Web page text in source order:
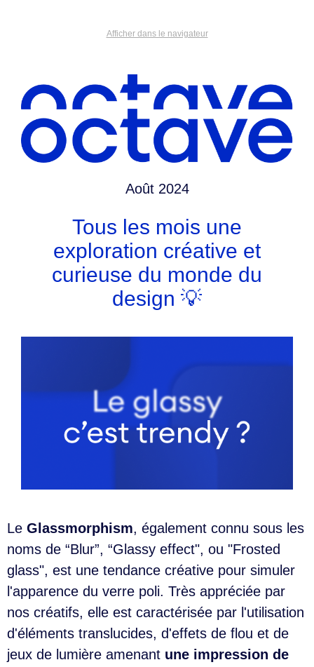
Afficher dans le navigateur
Août 2024
Tous les mois une
exploration créative et
curieuse du monde du
design 💡
Le Glassmorphism, également connu sous les
noms de “Blur”, “Glassy effect", ou "Frosted
glass", est une tendance créative pour simuler
l'apparence du verre poli. Très appréciée par
nos créatifs, elle est caractérisée par l'utilisation
d'éléments translucides, d'effets de flou et de
jeux de lumière amenant une impression de